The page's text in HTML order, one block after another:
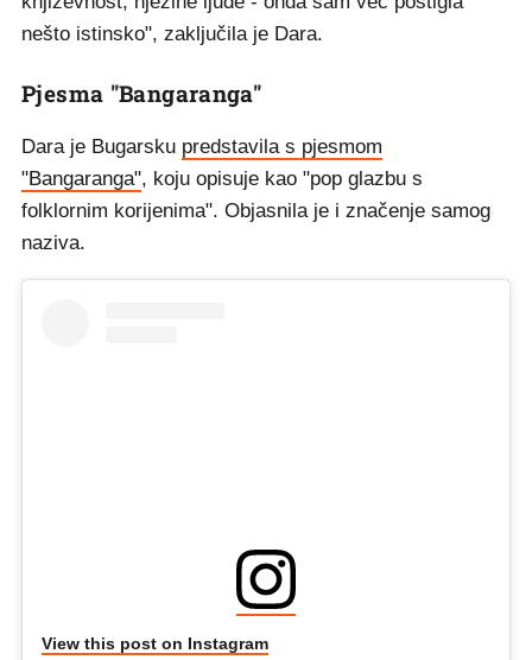
nešto istinsko", zaključila je Dara.
Pjesma "Bangaranga"
Dara je Bugarsku predstavila s pjesmom
"Bangaranga", koju opisuje kao "pop glazbu s
folklornim korijenima". Objasnila je i značenje samog
naziva.
View this post on Instagram